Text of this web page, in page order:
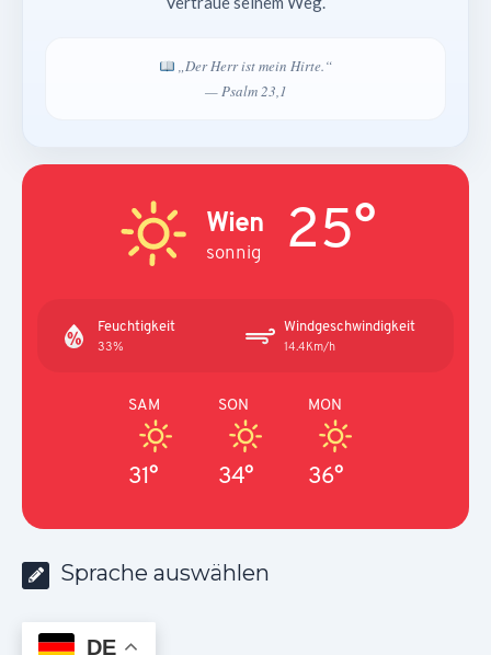
„Der Herr ist mein Hirte.“
— Psalm 23,1
Wien
sonnig 25°
Feuchtigkeit
33%
Windgeschwindigkeit
14.4Km/h
SAM
31°
SON
34°
MON
36°
Sprache auswählen
DE